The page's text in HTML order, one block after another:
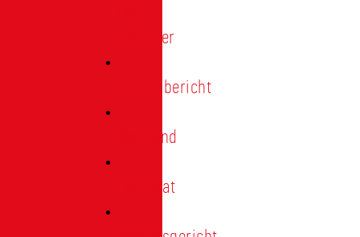
Förderer
Jahresbericht
Vorstand
Ehrenrat